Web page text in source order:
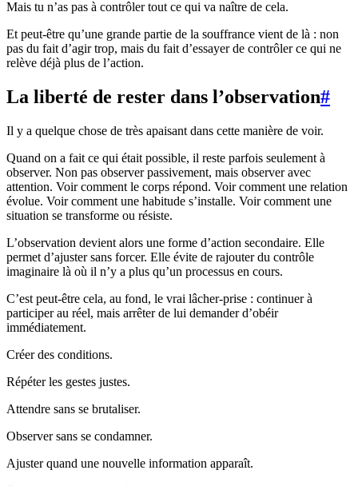
Mais tu n’as pas à contrôler tout ce qui va naître de cela.
Et peut-être qu’une grande partie de la souffrance vient de là : non
pas du fait d’agir trop, mais du fait d’essayer de contrôler ce qui ne
relève déjà plus de l’action.
La liberté de rester dans l’observation#
Il y a quelque chose de très apaisant dans cette manière de voir.
Quand on a fait ce qui était possible, il reste parfois seulement à
observer. Non pas observer passivement, mais observer avec
attention. Voir comment le corps répond. Voir comment une relation
évolue. Voir comment une habitude s’installe. Voir comment une
situation se transforme ou résiste.
L’observation devient alors une forme d’action secondaire. Elle
permet d’ajuster sans forcer. Elle évite de rajouter du contrôle
imaginaire là où il n’y a plus qu’un processus en cours.
C’est peut-être cela, au fond, le vrai lâcher-prise : continuer à
participer au réel, mais arrêter de lui demander d’obéir
immédiatement.
Créer des conditions.
Répéter les gestes justes.
Attendre sans se brutaliser.
Observer sans se condamner.
Ajuster quand une nouvelle information apparaît.